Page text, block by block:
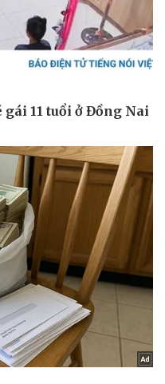
Ô tô - Xe máy
Xe máy
Tư vấn